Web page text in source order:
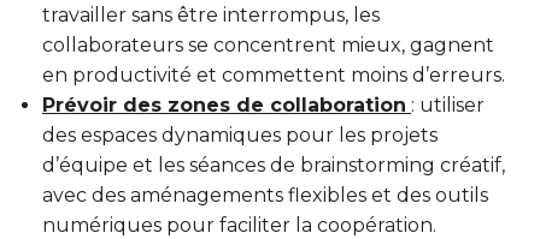
travailler sans être interrompus, les
collaborateurs se concentrent mieux, gagnent
en productivité et commettent moins d’erreurs.
Prévoir des zones de collaboration : utiliser
des espaces dynamiques pour les projets
d’équipe et les séances de brainstorming créatif,
avec des aménagements flexibles et des outils
numériques pour faciliter la coopération.